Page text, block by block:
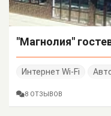
"Магнолия"
Интернет Wi-Fi
8 ОТЗЫВОВ